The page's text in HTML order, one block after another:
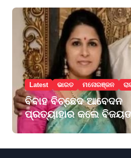
Latest ଭାରତ ମନୋରଞ୍ଜନ
ବିବାହ ବିଚ୍ଛେଦ ଆବେଦନ
ପ୍ରତ୍ୟାହାର କଲେ
ପତ୍ନୀ ସଙ୍ଗୀତା